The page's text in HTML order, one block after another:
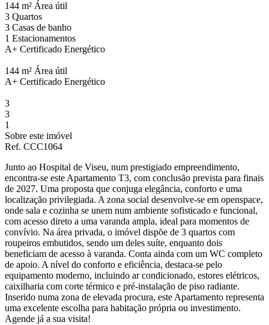
144 m² Área útil
3 Quartos
3 Casas de banho
1 Estacionamentos
A+ Certificado Energético
144 m² Área útil
A+ Certificado Energético
3
3
1
Sobre este imóvel
Ref. CCC1064
Junto ao Hospital de Viseu, num prestigiado empreendimento,
encontra-se este Apartamento T3, com conclusão prevista para finais
de 2027. Uma proposta que conjuga elegância, conforto e uma
localização privilegiada. A zona social desenvolve-se em openspace,
onde sala e cozinha se unem num ambiente sofisticado e funcional,
com acesso direto a uma varanda ampla, ideal para momentos de
convívio. Na área privada, o imóvel dispõe de 3 quartos com
roupeiros embutidos, sendo um deles suíte, enquanto dois
beneficiam de acesso à varanda. Conta ainda com um WC completo
de apoio. A nível do conforto e eficiência, destaca-se pelo
equipamento moderno, incluindo ar condicionado, estores elétricos,
caixilharia com corte térmico e pré-instalação de piso radiante.
Inserido numa zona de elevada procura, este Apartamento representa
uma excelente escolha para habitação própria ou investimento.
Agende já a sua visita!